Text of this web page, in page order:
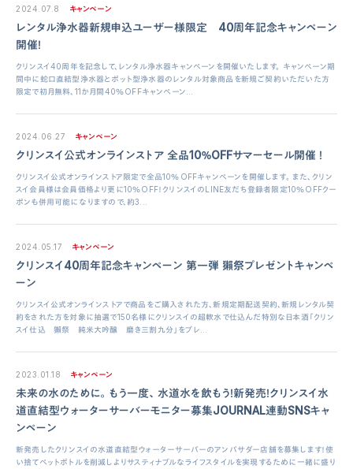
プライバシーポリシー
法人の皆様へ
取扱説明書
取り付けが可能な蛇口一覧
クリンスイクラブ
2024.07.8 キャンペーン
レンタル浄水器新規申込ユーザー様限定 40周年記念キャンペーン
開催！
クリンスイ40周年を記念して、レンタル浄水器キャンペーンを開催いたします。 キャンペーン期
間中に蛇口直結型浄水器とポット型浄水器のレンタル対象商品を新規ご契約いただいた方
限定で初月無料、11か月間40％OFFキャンペーン...
2024.06.27 キャンペーン
クリンスイ公式オンラインストア 全品10％OFFサマーセール開催 ！
クリンスイ公式オンラインストア限定で全品10％OFFキャンペーンを開催します。 また、クリン
スイ会員様は会員価格より更に10％OFF！クリンスイのLINE友だち登録者限定10％OFFクー
ポンも併用可能になりますので、約3...
2024.05.17 キャンペーン
クリンスイ40周年記念キャンペーン 第一弾 獺祭プレゼントキャンペ
ーン
クリンスイ公式オンラインストアで商品をご購入された方、新規定期配送契約、新規レンタル契
約をされた方を対象に抽選で150名様にクリンスイの超軟水で仕込んだ特別な日本酒「クリン
スイ仕込 獺祭 純米大吟醸 磨き三割九分」をプレ...
2023.01.18 キャンペーン
未来の水のために。もう一度、水道水を飲もう！新発売！クリンスイ水
道直結型ウォーターサーバーモニター募集JOURNAL連動SNSキャ
ンペーン
新発売したクリンスイの水道直結型ウォーターサーバーのアンバサダー店舗を募集します！使
い捨てペットボトルを削減しよりサスティナブルなライフスタイルを実現するために一緒に盛り